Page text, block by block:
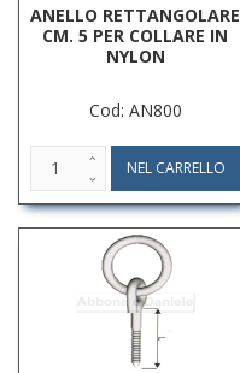
ANELLO RETTANGOLARE
CM. 5 PER COLLARE IN
NYLON
Cod: AN800